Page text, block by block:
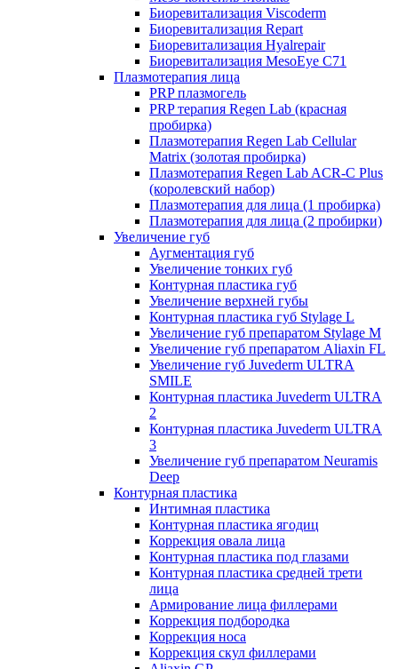
Биоревитализация Viscoderm
Биоревитализация Repart
Биоревитализация Hyalrepair
Биоревитализация MesoEye C71
Плазмотерапия лица
PRP плазмогель
PRP терапия Regen Lab (красная
пробирка)
Плазмотерапия Regen Lab Cellular
Matrix (золотая пробирка)
Плазмотерапия Regen Lab ACR-C Plus
(королевский набор)
Плазмотерапия для лица (1 пробирка)
Плазмотерапия для лица (2 пробирки)
Увеличение губ
Аугментация губ
Увеличение тонких губ
Контурная пластика губ
Увеличение верхней губы
Контурная пластика губ Stylage L
Увеличение губ препаратом Stylage M
Увеличение губ препаратом Aliaxin FL
Увеличение губ Juvederm ULTRA
SMILE
Контурная пластика Juvederm ULTRA
2
Контурная пластика Juvederm ULTRA
3
Увеличение губ препаратом Neuramis
Deep
Контурная пластика
Интимная пластика
Контурная пластика ягодиц
Коррекция овала лица
Контурная пластика под глазами
Контурная пластика средней трети
лица
Армирование лица филлерами
Коррекция подбородка
Коррекция носа
Коррекция скул филлерами